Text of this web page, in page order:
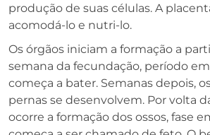
produção de suas células. A
acomodá-lo e nutri-lo.
Os órgãos iniciam a formação a
semana da fecundação, período
começa a bater. Semanas depois,
pernas se desenvolvem. Por volta
ocorre a formação dos ossos, fase